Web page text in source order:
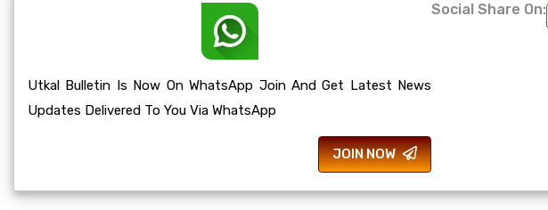
Utkal Bulletin Is Now On WhatsApp Join And Get Latest News
Updates Delivered To You Via WhatsApp
JOIN NOW
Social Share On: